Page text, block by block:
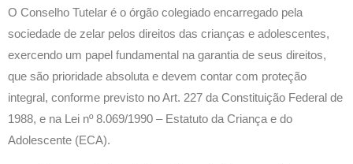
O Conselho Tutelar é o órgão colegiado encarregado pela
sociedade de zelar pelos direitos das crianças e adolescentes,
exercendo um papel fundamental na garantia de seus direitos,
que são prioridade absoluta e devem contar com proteção
integral, conforme previsto no Art. 227 da Constituição Federal de
1988, e na Lei nº 8.069/1990 – Estatuto da Criança e do
Adolescente (ECA).